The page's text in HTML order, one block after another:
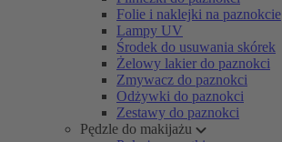
Folie i naklejki na paznokcie
Lampy UV
Środek do usuwania skórek
Żelowy lakier do paznokci
Zmywacz do paznokci
Odżywki do paznokci
Zestawy do paznokci
Pędzle do makijażu